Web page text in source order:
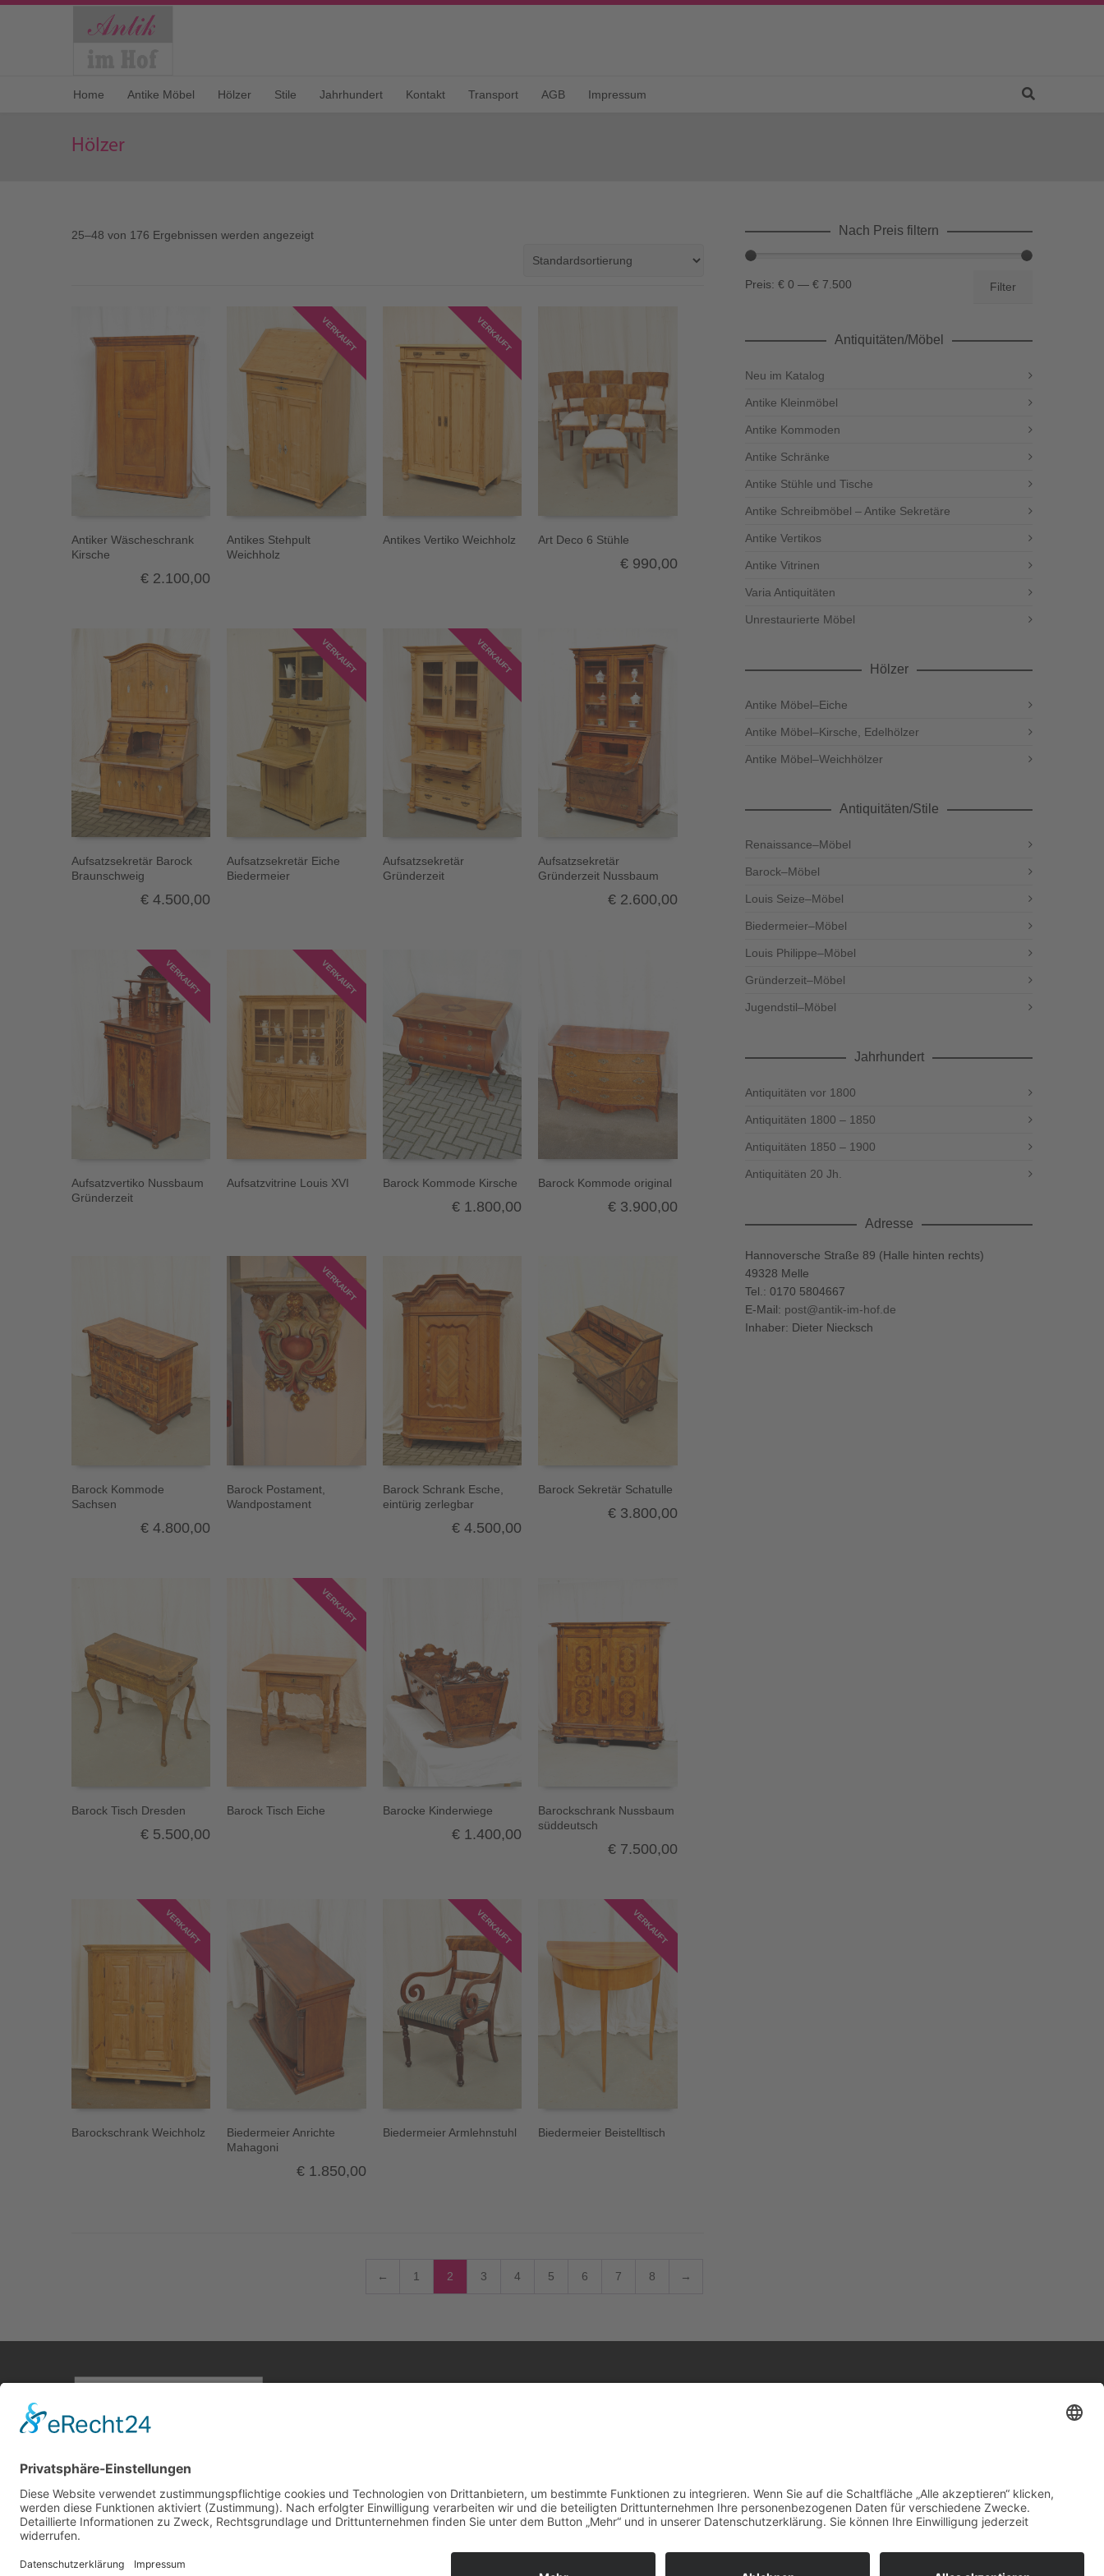
Home Antike Möbel Hölzer Stile Jahrhundert Kontakt Transport AGB Impressum
Hölzer
25–48 von 176 Ergebnissen werden angezeigt
Antiker Wäscheschrank
Kirsche
€ 2.100,00
VERKAUFT
Antikes Stehpult
Weichholz
VERKAUFT
Antikes Vertiko Weichholz Art Deco 6 Stühle
€990,00
Aufsatzsekretär Barock
Braunschweig
€ 4.500,00
VERKAUFT
Aufsatzsekretär Eiche
Biedermeier
VERKAUFT
Aufsatzsekretär
Gründerzeit
Aufsatzsekretär
Gründerzeit Nussbaum
€2.600,00
VERKAUFT
Aufsatzvertiko Nussbaum
Gründerzeit
VERKAUFT
Aufsatzvitrine Louis XVI Barock Kommode Kirsche
€ 1.800,00
Barock Kommode original
€3.900,00
Barock Kommode
Sachsen
€ 4.800,00
VERKAUFT
Barock Postament,
Wandpostament
Barock Schrank Esche,
eintürig zerlegbar
€ 4.500,00
Barock Sekretär Schatulle
€3.800,00
Barock Tisch Dresden
€ 5.500,00
VERKAUFT
Barock Tisch Eiche Barocke Kinderwiege
€ 1.400,00
Barockschrank Nussbaum
süddeutsch
€7.500,00
VERKAUFT
Barockschrank Weichholz
Biedermeier Anrichte
Mahagoni
€1.850,00
VERKAUFT
Biedermeier Armlehnstuhl
VERKAUFT
Biedermeier Beistelltisch
← 1 2 3 4 5 6 7 8 →
Nach Preis filtern
Min.
Max.
Filter
Preis: € 0 — € 7.500
Antiquitäten/Möbel
Neu im Katalog
Antike Kleinmöbel
Antike Kommoden
Antike Schränke
Antike Stühle und Tische
Antike Schreibmöbel – Antike Sekretäre
Antike Vertikos
Antike Vitrinen
Varia Antiquitäten
Unrestaurierte Möbel
Hölzer
Antike Möbel–Eiche
Antike Möbel–Kirsche, Edelhölzer
Antike Möbel–Weichhölzer
Antiquitäten/Stile
Renaissance–Möbel
Barock–Möbel
Louis Seize–Möbel
Biedermeier–Möbel
Louis Philippe–Möbel
Gründerzeit–Möbel
Jugendstil–Möbel
Jahrhundert
Antiquitäten vor 1800
Antiquitäten 1800 – 1850
Antiquitäten 1850 – 1900
Antiquitäten 20 Jh.
Adresse
Hannoversche Straße 89 (Halle hinten rechts)
49328 Melle
Tel.: 0170 5804667
E-Mail: post@antik-im-hof.de
Inhaber: Dieter Niecksch
Hölzer
Stile
Allgemeine Geschäftsbedingungen
Impressum
post@antik-im-hof.de
Inhaber: Dieter Niecksch